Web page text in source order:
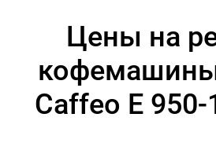
Цены на
Caffeo E